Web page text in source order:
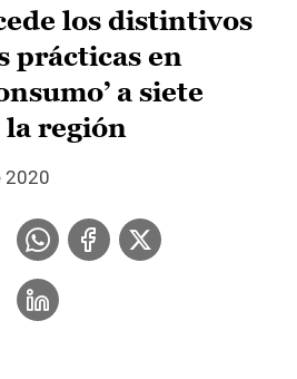
los distintivos
prácticas en
a siete
la región
2020